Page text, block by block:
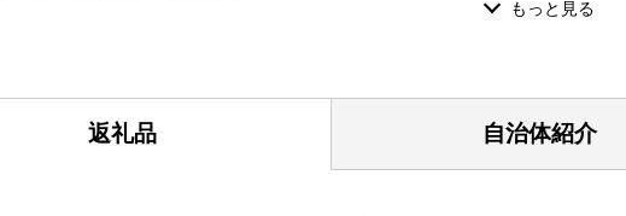
証明書について
返礼品 自治体紹介